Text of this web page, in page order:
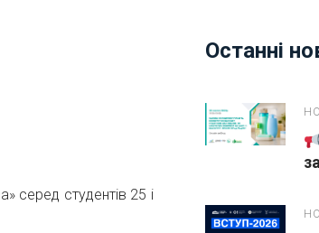
серед студентів 25 і
Останні